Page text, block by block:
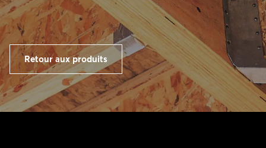
Retour aux produits